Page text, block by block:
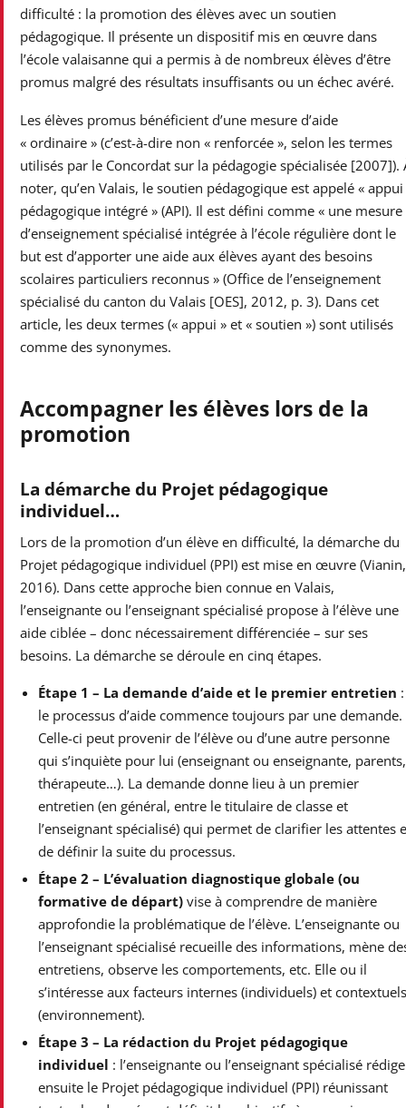
difficulté : la promotion des élèves avec un soutien
pédagogique. Il présente un dispositif mis en œuvre dans
l’école valaisanne qui a permis à de nombreux élèves d’être
promus malgré des résultats insuffisants ou un échec avéré.
Les élèves promus bénéficient d’une mesure d’aide
« ordinaire » (c’est-à-dire non « renforcée », selon les termes
utilisés par le Concordat sur la pédagogie spécialisée [2007]).
noter, qu’en Valais, le soutien pédagogique est appelé « appui
pédagogique intégré » (API). Il est défini comme « une mesure
d’enseignement spécialisé intégrée à l’école régulière dont le
but est d’apporter une aide aux élèves ayant des besoins
scolaires particuliers reconnus » (Office de l’enseignement
spécialisé du canton du Valais [OES], 2012, p. 3). Dans cet
article, les deux termes (« appui » et « soutien ») sont utilisés
comme des synonymes.
Accompagner les élèves lors de la
promotion
La démarche du Projet pédagogique
individuel…
Lors de la promotion d’un élève en difficulté, la démarche du
Projet pédagogique individuel (PPI) est mise en œuvre (Vianin,
2016). Dans cette approche bien connue en Valais,
l’enseignante ou l’enseignant spécialisé propose à l’élève une
aide ciblée – donc nécessairement différenciée – sur ses
besoins. La démarche se déroule en cinq étapes.
Étape 1 – La demande d’aide et le premier entretien :
le processus d’aide commence toujours par une demande.
Celle-ci peut provenir de l’élève ou d’une autre personne
qui s’inquiète pour lui (enseignant ou enseignante, parents,
thérapeute…). La demande donne lieu à un premier
entretien (en général, entre le titulaire de classe et
l’enseignant spécialisé) qui permet de clarifier les attentes
de définir la suite du processus.
Étape 2 – L’évaluation diagnostique globale (ou
formative de départ) vise à comprendre de manière
approfondie la problématique de l’élève. L’enseignante ou
l’enseignant spécialisé recueille des informations, mène
entretiens, observe les comportements, etc. Elle ou il
s’intéresse aux facteurs internes (individuels) et
(environnement).
Étape 3 – La rédaction du Projet pédagogique
individuel : l’enseignante ou l’enseignant spécialisé rédige
ensuite le Projet pédagogique individuel (PPI) réunissant